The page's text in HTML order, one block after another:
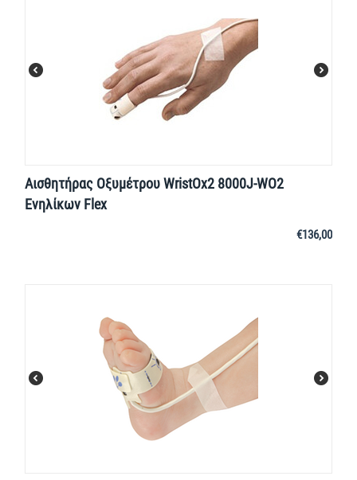
Αισθητήρας Οξυμέτρου WristOx2 8000J-WO2
Ενηλίκων Flex
€136,00